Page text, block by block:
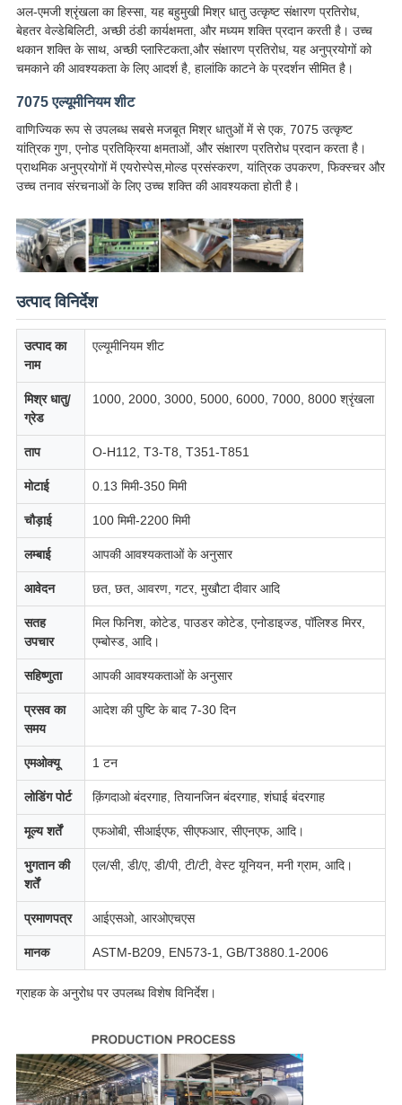
अल-एमजी श्रृंखला का हिस्सा, यह बहुमुखी मिश्र धातु उत्कृष्ट संक्षारण प्रतिरोध,
बेहतर वेल्डेबिलिटी, अच्छी ठंडी कार्यक्षमता, और मध्यम शक्ति प्रदान करती है। उच्च
थकान शक्ति के साथ, अच्छी प्लास्टिकता,और संक्षारण प्रतिरोध, यह अनुप्रयोगों को
चमकाने की आवश्यकता के लिए आदर्श है, हालांकि काटने के प्रदर्शन सीमित है।
7075 एल्यूमीनियम शीट
वाणिज्यिक रूप से उपलब्ध सबसे मजबूत मिश्र धातुओं में से एक, 7075 उत्कृष्ट
यांत्रिक गुण, एनोड प्रतिक्रिया क्षमताओं, और संक्षारण प्रतिरोध प्रदान करता है।
प्राथमिक अनुप्रयोगों में एयरोस्पेस,मोल्ड प्रसंस्करण, यांत्रिक उपकरण, फिक्स्चर और
उच्च तनाव संरचनाओं के लिए उच्च शक्ति की आवश्यकता होती है।
उत्पाद विनिर्देश
उत्पाद का
नाम
एल्यूमीनियम शीट
मिश्र धातु/
ग्रेड
1000, 2000, 3000, 5000, 6000, 7000, 8000 श्रृंखला
ताप O-H112, T3-T8, T351-T851
मोटाई 0.13 मिमी-350 मिमी
चौड़ाई 100 मिमी-2200 मिमी
लम्बाई आपकी आवश्यकताओं के अनुसार
आवेदन छत, छत, आवरण, गटर, मुखौटा दीवार आदि
सतह
उपचार
मिल फिनिश, कोटेड, पाउडर कोटेड, एनोडाइज्ड, पॉलिश्ड मिरर,
एम्बोस्ड, आदि।
सहिष्णुता आपकी आवश्यकताओं के अनुसार
प्रसव का
समय
आदेश की पुष्टि के बाद 7-30 दिन
एमओक्यू 1 टन
लोडिंग पोर्ट क़िंगदाओ बंदरगाह, तियानजिन बंदरगाह, शंघाई बंदरगाह
मूल्य शर्तें एफओबी, सीआईएफ, सीएफआर, सीएनएफ, आदि।
भुगतान की
शर्तें
एल/सी, डी/ए, डी/पी, टी/टी, वेस्ट यूनियन, मनी ग्राम, आदि।
प्रमाणपत्र आईएसओ, आरओएचएस
मानक ASTM-B209, EN573-1, GB/T3880.1-2006
ग्राहक के अनुरोध पर उपलब्ध विशेष विनिर्देश।